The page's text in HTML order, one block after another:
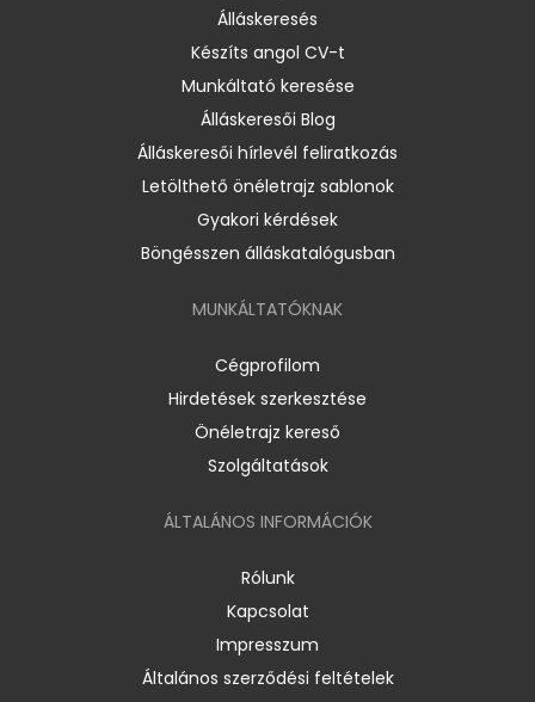
Álláskeresés
Készíts angol CV-t
Munkáltató keresése
Álláskeresői Blog
Álláskeresői hírlevél feliratkozás
Letölthető önéletrajz sablonok
Gyakori kérdések
Böngésszen álláskatalógusban
MUNKÁLTATÓKNAK
Cégprofilom
Hirdetések szerkesztése
Önéletrajz kereső
Szolgáltatások
ÁLTALÁNOS INFORMÁCIÓK
Rólunk
Kapcsolat
Impresszum
Általános szerződési feltételek